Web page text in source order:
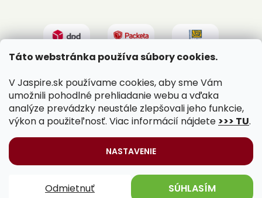
Táto webstránka používa súbory cookies.
V Jaspire.sk používame cookies, aby sme Vám
umožnili pohodlné prehliadanie webu a vďaka
analýze prevádzky neustále zlepšovali jeho funkcie,
výkon a použiteľnosť. Viac informácií nájdete >>> TU.
NASTAVENIE
Odmietnuť SÚHLASÍM
Jaspire.sk. Všetky práva vyhradené.
Upraviť nastavenie cookies